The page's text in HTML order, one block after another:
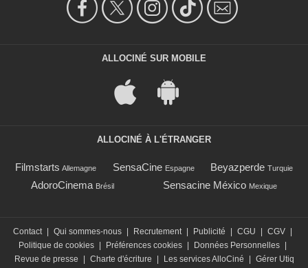
ALLOCINÉ SUR MOBILE
ALLOCINÉ À L'ÉTRANGER
Filmstarts Allemagne SensaCine Espagne Beyazperde Turquie
AdoroCinema Brésil Sensacine México Mexique
Contact Qui sommes-nous Recrutement Publicité CGU CGV
Politique de cookies
Préférences cookies Données Personnelles
Revue de presse
Charte d'écriture Les services AlloCiné Gérer Utiq